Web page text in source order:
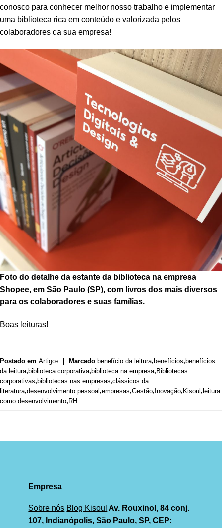
conosco para conhecer melhor nosso trabalho e implementar
uma biblioteca rica em conteúdo e valorizada pelos
colaboradores da sua empresa!
Foto do detalhe da estante da biblioteca na empresa
Shopee, em São Paulo (SP), com livros dos mais diversos
para os colaboradores e suas famílias.
Boas leituras!
Postado em Artigos Marcado benefício da leitura, benefícios, benefícios
da leitura, biblioteca corporativa, biblioteca na empresa, Bibliotecas
corporativas, bibliotecas nas empresas,clássicos da
literatura,desenvolvimento pessoal ,empresas,Gestão, Inovação, Kisoul , leitura
como desenvolvimento, RH
Empresa
Sobre nós Blog Kisoul Av. Rouxinol, 84 conj.
107, Indianópolis, São Paulo, SP, CEP: